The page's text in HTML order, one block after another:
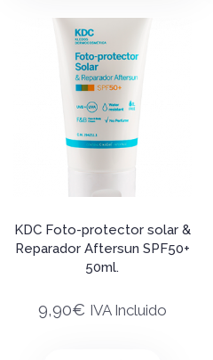
KDC Foto-protector solar &
Reparador Aftersun SPF50+
50ml.
9,90€ IVA Incluido